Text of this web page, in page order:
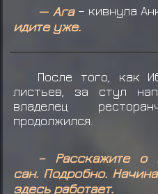
— Ага – кивнула
идите уже.
После того, как
листьев, за стул
владелец
продолжился.
– Расскажите о
сан. Подробно.
здесь работает.